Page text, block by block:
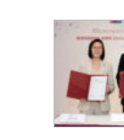
និងចំណេះដឹងហិរ